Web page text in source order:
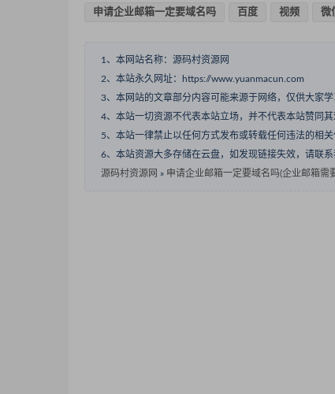
申请企业邮箱一定要域名吗 百度 视频 微
1、本网站名称：源码村资源网
2、本站永久网址：https://www.yuanmacun.com
3、本网站的文章部分内容可能来源于网络，仅供大家
4、本站一切资源不代表本站立场，并不代表本站赞同其
5、本站一律禁止以任何方式发布或转载任何违法的相
6、本站资源大多存储在云盘，如发现链接失效，请联系
源码村资源网 » 申请企业邮箱一定要域名吗(企业邮箱需